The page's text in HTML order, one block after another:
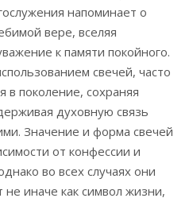
напоминает о
вере, вселяя
к памяти покойного.
свечей, часто
в поколение, сохраняя
духовную связь
Значение и форма свечей
от конфессии и
во всех случаях они
иначе как символ жизни,